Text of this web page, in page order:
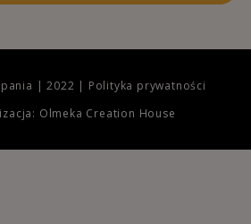
| 2022 | Polityka prywatności
Olmeka Creation House